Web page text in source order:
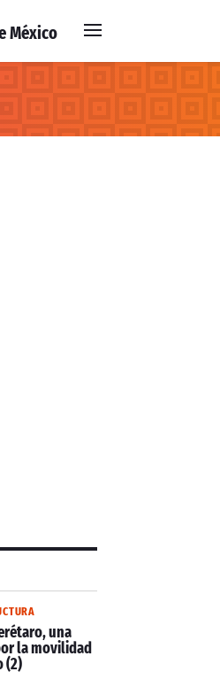
México
una
la movilidad
(2)